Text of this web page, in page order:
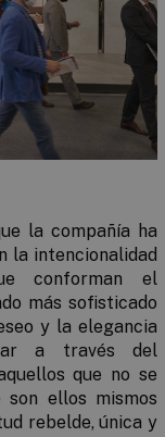
la compañía ha
la intencionalidad
conforman el
más sofisticado
y la elegancia
a través del
que no se
ellos mismos
rebelde, única y